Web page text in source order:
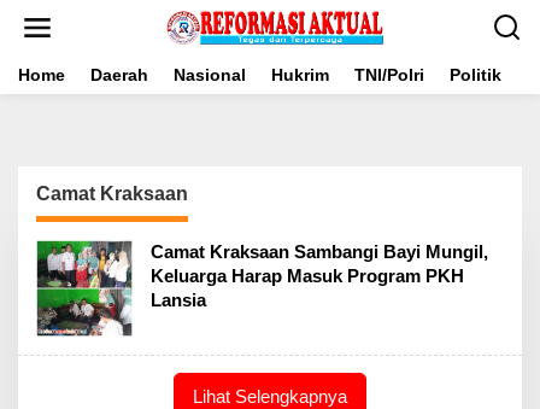
Home Daerah Nasional Hukrim TNI/Polri Politik
Camat Kraksaan
Camat Kraksaan Sambangi Bayi Mungil,
Keluarga Harap Masuk Program PKH
Lansia
Lihat Selengkapnya